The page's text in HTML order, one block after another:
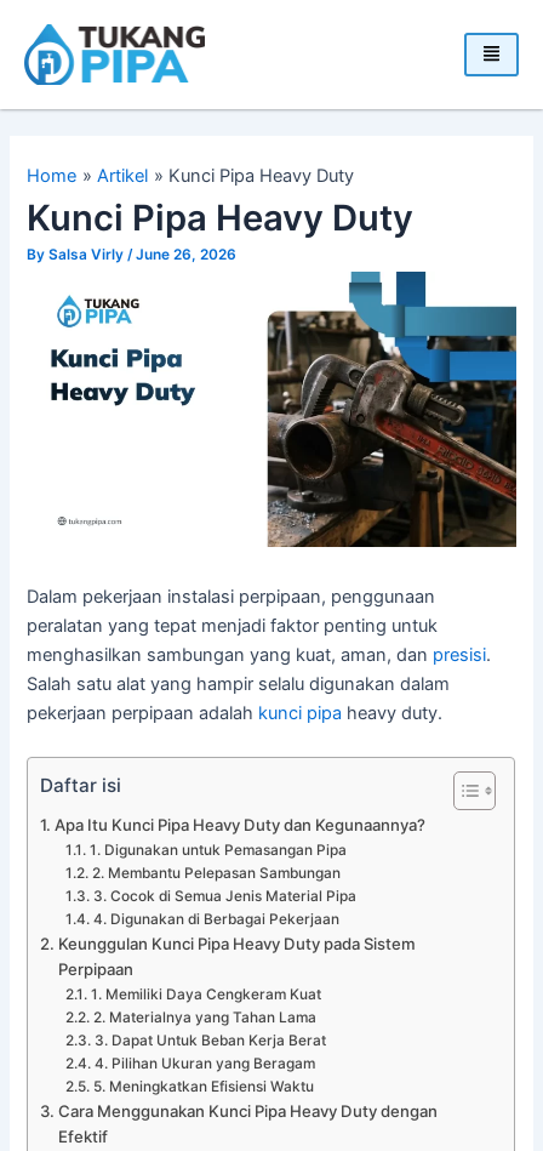
content
Home Artikel Kunci Pipa Heavy Duty
Kunci Pipa Heavy Duty
BySalsa Virly/June 26, 2026
Dalam pekerjaan instalasi perpipaan, penggunaan
peralatan yang tepat menjadi faktor penting untuk
menghasilkan sambungan yang kuat, aman, dan presisi.
Salah satu alat yang hampir selalu digunakan dalam
pekerjaan perpipaan adalah kunci pipa heavy duty.
Daftar isi
Apa Itu Kunci Pipa Heavy Duty dan Kegunaannya?
1. Digunakan untuk Pemasangan Pipa
2. Membantu Pelepasan Sambungan
3. Cocok di Semua Jenis Material Pipa
4. Digunakan di Berbagai Pekerjaan
Keunggulan Kunci Pipa Heavy Duty pada Sistem
Perpipaan
1. Memiliki Daya Cengkeram Kuat
2. Materialnya yang Tahan Lama
3. Dapat Untuk Beban Kerja Berat
4. Pilihan Ukuran yang Beragam
5. Meningkatkan Efisiensi Waktu
Cara Menggunakan Kunci Pipa Heavy Duty dengan
Efektif